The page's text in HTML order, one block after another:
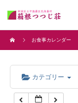
お食事カレンダー
カテゴリー
4:00 AM
6:00 AM